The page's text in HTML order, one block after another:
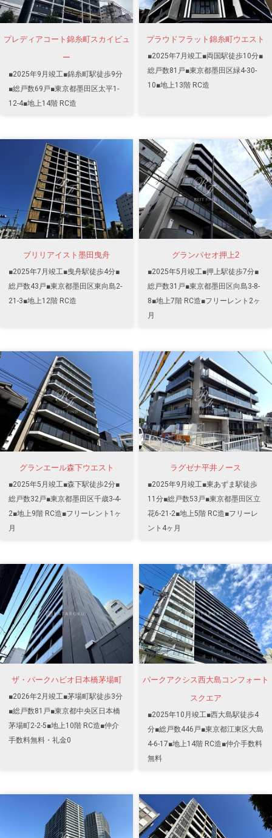
プレディアコート錦糸町スカイビュ
ー
■2025年9月竣工■錦糸町駅徒歩9分
■総戸数69戸■東京都墨田区太平1-
12-4■地上14階 RC造
プラウドフラット錦糸町ウエスト
■2025年7月竣工■両国駅徒歩10分■
総戸数81戸■東京都墨田区緑4-30-
10■地上13階 RC造
ブリリアイスト墨田曳舟
■2025年7月竣工■曳舟駅徒歩4分■
総戸数43戸■東京都墨田区東向島2-
21-3■地上12階 RC造
グランパセオ押上2
■2025年5月竣工■押上駅徒歩7分■
総戸数31戸■東京都墨田区向島3-8-
8■地上7階 RC造■フリーレント2ヶ
月
グランエール森下ウエスト
■2025年5月竣工■森下駅徒歩2分■
総戸数32戸■東京都墨田区千歳3-4-
2■地上9階 RC造■フリーレント1ヶ
月
ラグゼナ平井ノース
■2025年9月竣工■東あずま駅徒歩
11分■総戸数53戸■東京都墨田区立
花6-21-2■地上5階 RC造■フリーレ
ント4ヶ月
ザ・パークハビオ日本橋茅場町
■2026年2月竣工■茅場町駅徒歩3分
■総戸数81戸■東京都中央区日本橋
茅場町2-2-5■地上10階 RC造■仲介
手数料無料・礼金0
パークアクシス西大島コンフォート
スクエア
■2025年10月竣工■西大島駅徒歩4
分■総戸数446戸■東京都江東区大島
4-6-17■地上14階 RC造■仲介手数料
無料